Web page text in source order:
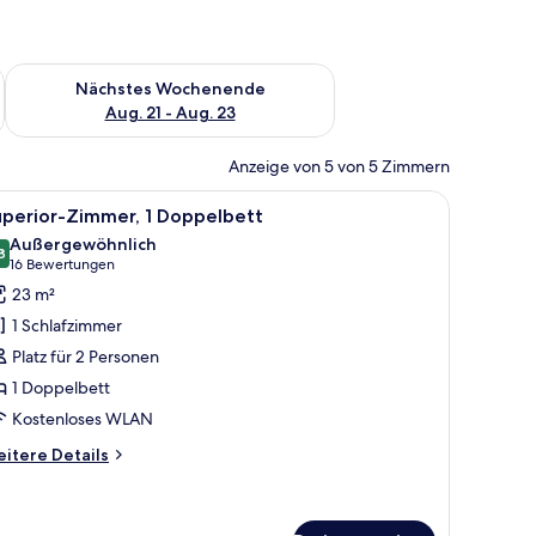
Aug. 14 - Aug. 16.
Nächstes Wochenende
Aug. 21 - Aug. 23
Überprüfe die Verfügbarkeit für nächstes Wochenende, Aug.
Anzeige von 5 von 5 Zimmern
Schreibtisch mit Kaffeemaschine und Blick auf die Stadt durch große
Ein Hotelzimmer mit Bett, Nachttischen,
6 Zimmer, 1 Doppelbett
von 10
Außergewöhnlich
16 Bewertungen
(16
Bewertungen)
23 m²
1 Schlafzimmer
Platz für 2 Personen
1 Doppelbett
Kostenloses WLAN
Details